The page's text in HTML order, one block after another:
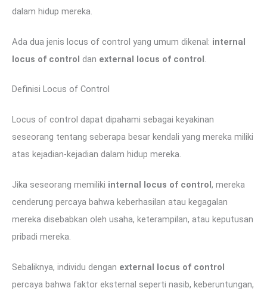
dalam hidup mereka.
Ada dua jenis locus of control yang umum dikenal: internal
locus of control dan external locus of control
Definisi Locus of Control
Locus of control dapat dipahami sebagai keyakinan
seseorang tentang seberapa besar kendali yang mereka miliki
atas kejadian-kejadian dalam hidup mereka.
Jika seseorang memiliki internal locus of control, mereka
cenderung percaya bahwa keberhasilan atau kegagalan
mereka disebabkan oleh usaha, keterampilan, atau keputusan
pribadi mereka.
Sebaliknya, individu dengan external locus of control
percaya bahwa faktor eksternal seperti nasib, keberuntungan,